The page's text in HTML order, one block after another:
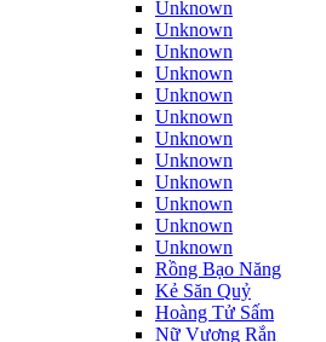
Unknown
Unknown
Unknown
Unknown
Unknown
Unknown
Unknown
Unknown
Unknown
Unknown
Unknown
Unknown
Rồng Bạo Năng
Kẻ Săn Quỷ
Hoàng Tử Sấm
Nữ Vương Rắn